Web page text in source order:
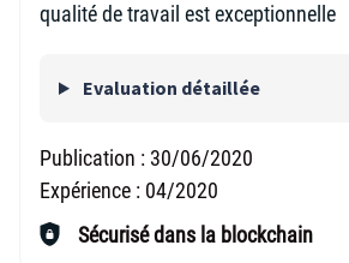
qualité de travail est exceptionnelle
Evaluation détaillée
Publication : 30/06/2020
Expérience : 04/2020
Sécurisé dans la blockchain